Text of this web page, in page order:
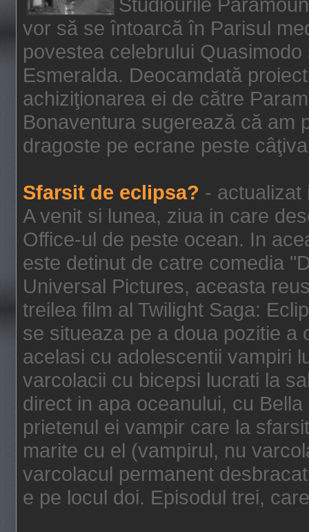
vor să se întoarcă în Parisul
povestea celebrului
Esmeralda. Deocamdată
achiziţionarea ei de către
Bonaventura sugerează că am
dragoste pe ecrane peste
Sfarsit de eclipsa? - actualizat
A venit si lunea, ziua in care
Office-ul de peste ocean. In
este detinut de catre comedia
Universal Pictures, aceasta
treilea film al Twilight Saga:
se situeaza pe a doua pozitie a
acelasi cu adolescentii vampiri
varcolacii cu bicepsi lucrati la
direct in apa oceanului, cu
prietenul ei vampir care la
marite cu el (vampirul, nu
varcolacul permanent
e pe locul doi. Episodul trei,